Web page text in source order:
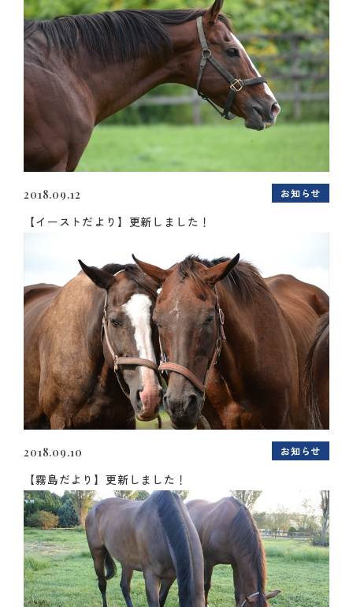
2018.09.12 お知らせ
【イーストだより】更新しました！
2018.09.10 お知らせ
【霧島だより】更新しました！